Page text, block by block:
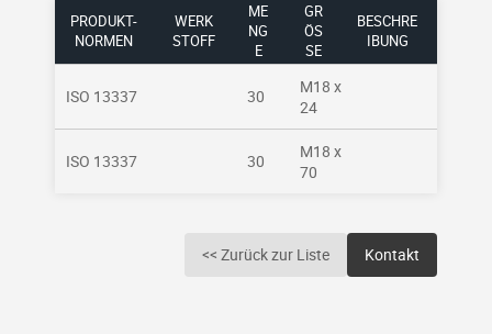
PRODUKT-
NORMEN
WERK
STOFF
ME
NG
E
GR
ÖSS
E
BESCHRE
IBUNG
ISO 13337 30
M18 x
24
ISO 13337 30
M18 x
70
<< Zurück zur Liste Kontakt